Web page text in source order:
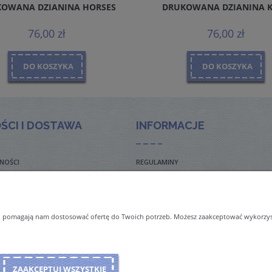
DZIANINA HORSES
76,00 zł
DO KOSZYKA
DRUKOWANA DZIANINA
76,00 zł
DO KOSZYKA
I DOSTAWA
ORDERS & SHIPMENT
INFORMACJE
REGULAMINY
nam dostosować ofertę do Twoich potrzeb. Możesz zaakceptować
ZAAKCEPTUJ WSZYSTKIE